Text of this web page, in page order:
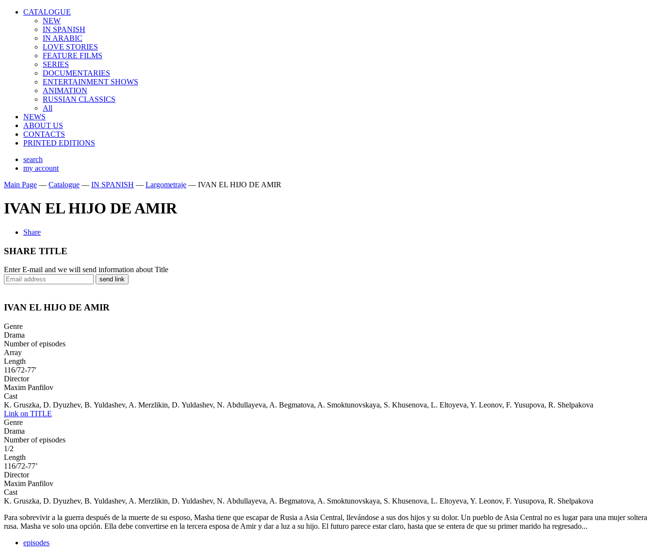
CATALOGUE
NEW
IN SPANISH
IN ARABIС
LOVE STORIES
FEATURE FILMS
SERIES
DOCUMENTARIES
ENTERTAINMENT SHOWS
ANIMATION
RUSSIAN CLASSICS
All
NEWS
ABOUT US
CONTACTS
PRINTED EDITIONS
search
my account
Main Page — Catalogue — IN SPANISH — Largometraje — IVAN EL HIJO DE AMIR
IVAN EL HIJO DE AMIR
Share
SHARE TITLE
Enter E-mail and we will send information about Title
send link
IVAN EL HIJO DE AMIR
Genre
Drama
Number of episodes
Array
Length
116/72-77'
Director
Maxim Panfilov
Cast
K. Gruszka, D. Dyuzhev, B. Yuldashev, A. Merzlikin, D. Yuldashev, N. Abdullayeva, A. Begmatova, A. Smoktunovskaya, S. Khusenova, L. Eltoyeva, Y. Leonov, F. Yusupova, R. Shelpakova
Link on TITLE
Genre
Drama
Number of episodes
1/2
Length
116/72-77’
Director
Maxim Panfilov
Cast
K. Gruszka, D. Dyuzhev, B. Yuldashev, A. Merzlikin, D. Yuldashev, N. Abdullayeva, A. Begmatova, A. Smoktunovskaya, S. Khusenova, L. Eltoyeva, Y. Leonov, F. Yusupova, R. Shelpakova
Para sobrevivir a la guerra después de la muerte de su esposo, Masha tiene que escapar de Rusia a Asia Central, llevándose a sus dos hijos y su dolor. Un pueblo de Asia Central no es lugar para una mujer soltera
rusa. Masha ve solo una opción. Ella debe convertirse en la tercera esposa de Amir y dar a luz a su hijo. El futuro parece estar claro, hasta que se entera de que su primer marido ha regresado...
episodes